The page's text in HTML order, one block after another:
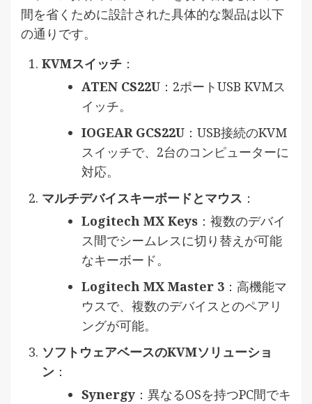
間を省くために設計された具体的な製品は以下
の通りです。
KVMスイッチ ：
ATEN CS22U ：2ポートUSB KVMス
イッチ。
IOGEAR GCS22U ：USB接続のKVM
スイッチで、2台のコンピューターに
対応。
マルチデバイスキーボードとマウス ：
Logitech MX Keys ：複数のデバイ
ス間でシームレスに切り替えが可能
なキーボード。
Logitech MX Master 3 ：高機能マ
ウスで、複数のデバイスとのペアリ
ングが可能。
ソフトウェアベースのKVMソリューショ
ン ：
Synergy ：異なるOSを持つPC間でキ